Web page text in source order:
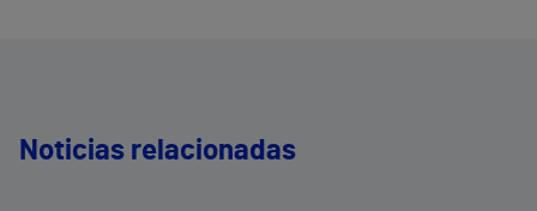
Noticias relacionadas